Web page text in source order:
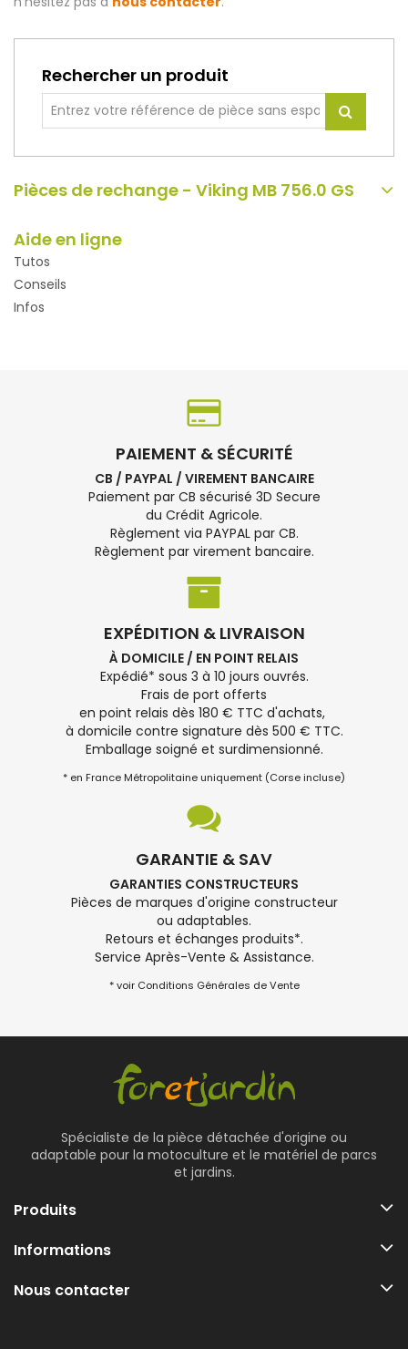
Rechercher un produit
Pièces de rechange - Viking MB 756.0 GS
Aide en ligne
Tutos
Conseils
Infos
PAIEMENT & SÉCURITÉ
CB / PAYPAL / VIREMENT BANCAIRE
Paiement par CB sécurisé 3D Secure
du Crédit Agricole.
Règlement via PAYPAL par CB.
Règlement par virement bancaire.
EXPÉDITION & LIVRAISON
À DOMICILE / EN POINT RELAIS
Expédié* sous 3 à 10 jours ouvrés.
Frais de port offerts
en point relais dès 180 € TTC d'achats,
à domicile contre signature dès 500 € TTC.
Emballage soigné et surdimensionné.
* en France Métropolitaine uniquement (Corse incluse)
GARANTIE & SAV
GARANTIES CONSTRUCTEURS
Pièces de marques d'origine constructeur
ou adaptables.
Retours et échanges produits*.
Service Après-Vente & Assistance.
* voir Conditions Générales de Vente
Spécialiste de la pièce détachée d'origine ou
adaptable pour la motoculture et le matériel de parcs
et jardins.
Produits
Informations
Nous contacter